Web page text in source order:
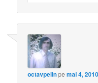
octavpelinpemai 4,